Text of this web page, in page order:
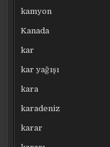
kamyon
Kanada
kar
kar yağışı
kara
karadeniz
karar